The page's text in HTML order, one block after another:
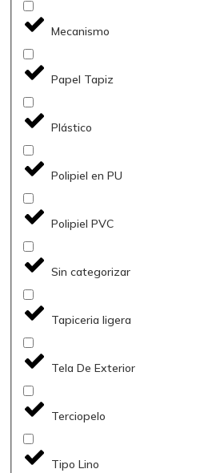
Mecanismo
Papel Tapiz
Plástico
Polipiel en PU
Polipiel PVC
Sin categorizar
Tapiceria ligera
Tela De Exterior
Terciopelo
Tipo Lino